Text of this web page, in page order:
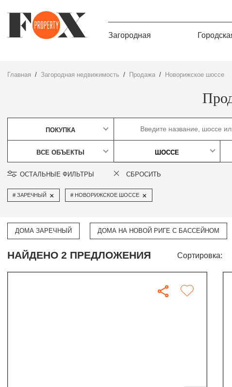
Загородная
Главная Загородная недвижимость Продажа Новорижское шоссе
ПОКУПКА
ВСЕ ОБЪЕКТЫ ШОССЕ
ОСТАЛЬНЫЕ ФИЛЬТРЫ СБРОСИТЬ
ЗАРЕЧНЫЙ × НОВОРИЖСКОЕ ШОССЕ ×
ДОМА ЗАРЕЧНЫЙ ДОМА НА НОВОЙ РИГЕ С БАССЕЙНОМ
НАЙДЕНО 2 ПРЕДЛОЖЕНИЯ Сортировка: